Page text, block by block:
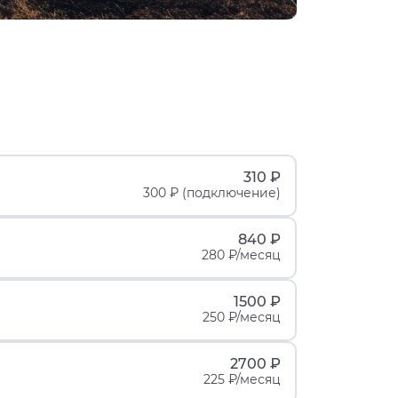
310 ₽
300 ₽ (подключение)
840 ₽
280 ₽/месяц
1500 ₽
250 ₽/месяц
2700 ₽
225 ₽/месяц